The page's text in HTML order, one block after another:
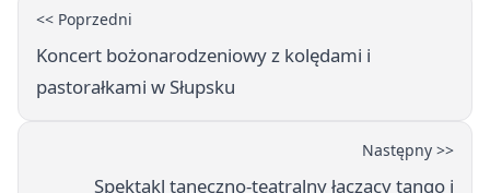
<< Poprzedni
Koncert bożonarodzeniowy z kolędami i
pastorałkami w Słupsku
Następny >>
Spektakl taneczno-teatralny łączący tango i